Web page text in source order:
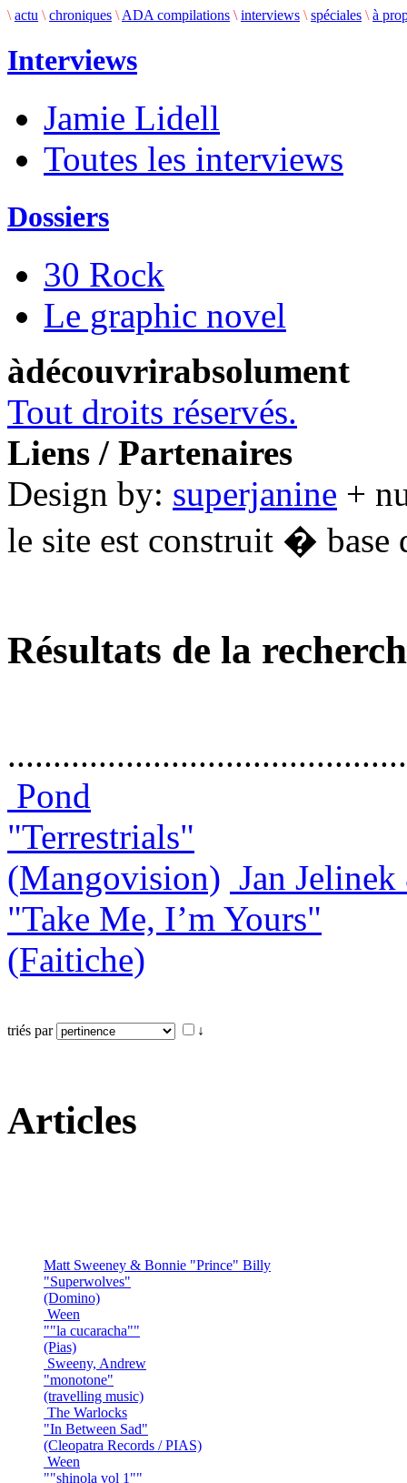
\ actu \ chroniques \ ADA compilations \ interviews \ spéciales \ à
Interviews
Jamie Lidell
Toutes les interviews
Dossiers
30 Rock
Le graphic novel
àdécouvrirabsolument
Tout droits réservés.
Liens / Partenaires
Design by: superjanine +
le site est construit � base
Résultats de la
Pond
"Terrestrials"
(Mangovision) Jan
"Take Me, I’m Yours"
(Faitiche)
triés par ↓
Articles
Matt Sweeney & Bonnie "Prince" Billy
"Superwolves"
(Domino)
Ween
""la cucaracha""
(Pias)
Sweeny, Andrew
"monotone"
(travelling music)
The Warlocks
"In Between Sad"
(Cleopatra Records / PIAS)
Ween
""shinola vol 1""